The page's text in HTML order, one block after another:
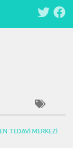
TEDAVI MERKEZI